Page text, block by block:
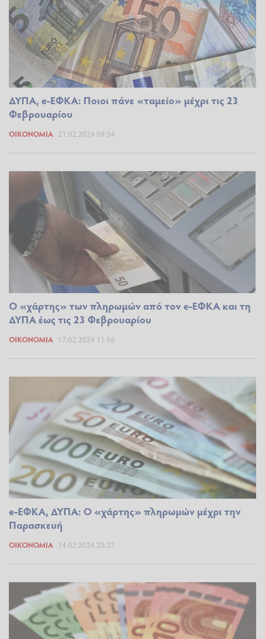
ΔΥΠΑ, e-ΕΦΚΑ: Ποιοι πάνε «ταμείο» μέχρι τις 23
Φεβρουαρίου
ΟΙΚΟΝΟΜΊΑ 21.02.2024 09:54
Ο «χάρτης» των πληρωμών από τον e-ΕΦΚΑ και τη
ΔΥΠΑ έως τις 23 Φεβρουαρίου
ΟΙΚΟΝΟΜΊΑ 17.02.2024 11:56
e-ΕΦΚΑ, ΔΥΠΑ: Ο «χάρτης» πληρωμών μέχρι την
Παρασκευή
ΟΙΚΟΝΟΜΊΑ 14.02.2024 20:27